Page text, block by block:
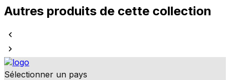
Autres produits de cette collection
Sélectionner un pays